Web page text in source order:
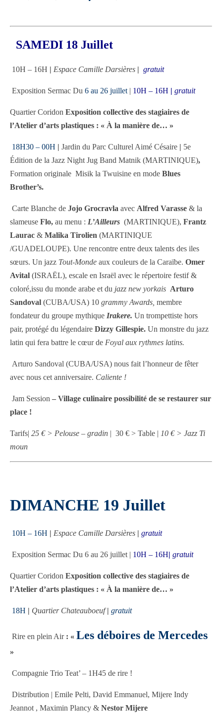
SAMEDI 18 Juillet
10H – 16H | Espace Camille Darsières | gratuit
Exposition Sermac Du 6 au 26 juillet | 10H – 16H | gratuit
Quartier Coridon Exposition collective des stagiaires de
l’Atelier d’arts plastiques : « À la manière de… »
18H30 – 00H | Jardin du Parc Culturel Aimé Césaire | 5e
Édition de la Jazz Night Jug Band Matnik (MARTINIQUE),
Formation originale Misik la Twuisine en mode Blues
Brother’s.
Carte Blanche de Jojo Grocravla avec Alfred Varasse & la
slameuse Flo, au menu : L’Ailleurs (MARTINIQUE), Frantz
Laurac & Malika Tirolien (MARTINIQUE
/GUADELOUPE). Une rencontre entre deux talents des iles
sœurs. Un jazz Tout-Monde aux couleurs de la Caraïbe. Omer
Avital (ISRAËL), escale en Israël avec le répertoire festif &
coloré,issu du monde arabe et du jazz new yorkais Arturo
Sandoval (CUBA/USA) 10 grammy Awards, membre
fondateur du groupe mythique Irakere. Un trompettiste hors
pair, protégé du légendaire Dizzy Gillespie. Un monstre du jazz
latin qui fera battre le cœur de Foyal aux rythmes latins.
Arturo Sandoval (CUBA/USA) nous fait l’honneur de fêter
avec nous cet anniversaire. Caliente !
Jam Session – Village culinaire possibilité de se restaurer sur
place !
Tarifs| 25 € > Pelouse – gradin | 30 € > Table | 10 € > Jazz Ti
moun
DIMANCHE 19 Juillet
10H – 16H | Espace Camille Darsières | gratuit
Exposition Sermac Du 6 au 26 juillet | 10H – 16H| gratuit
Quartier Coridon Exposition collective des stagiaires de
l’Atelier d’arts plastiques : « À la manière de… »
18H | Quartier Chateauboeuf| gratuit
Rire en plein Air : « Les déboires de Mercedes
»
Compagnie Trio Teat’ – 1H45 de rire !
Distribution | Emile Pelti, David Emmanuel, Mijere Indy
Jeannot , Maximin Plancy & Nestor Mijere